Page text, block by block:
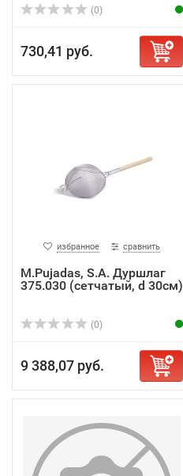
(0)
730,41 руб.
избранное сравнить
M.Pujadas, S.A. Дуршлаг
375.030 (сетчатый, d 30см)
(0)
9 388,07 руб.